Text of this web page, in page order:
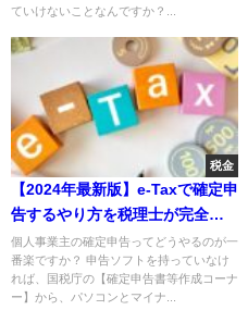
ていけないことなんですか？...
税金
【2024年最新版】e-Taxで確定申
告するやり方を税理士が完全解
説（個人事業主・青色申告）
個人事業主の確定申告ってどうやるのが一
番楽ですか？ 申告ソフトを持っていなけ
れば、国税庁の【確定申告書等作成コーナ
ー】から、パソコンとマイナ...